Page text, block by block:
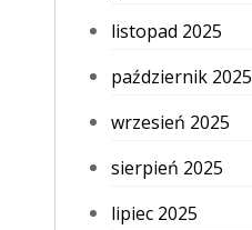
listopad 2025
październik 2025
wrzesień 2025
sierpień 2025
lipiec 2025